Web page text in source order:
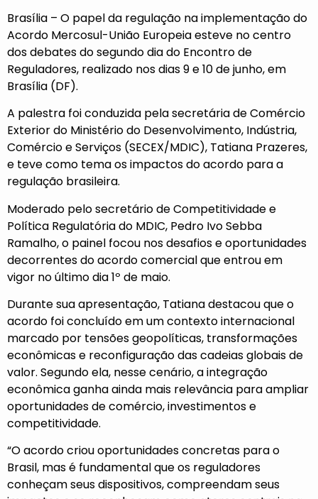
Brasília – O papel da regulação na implementação do
Acordo Mercosul-União Europeia esteve no centro
dos debates do segundo dia do Encontro de
Reguladores, realizado nos dias 9 e 10 de junho, em
Brasília (DF).
A palestra foi conduzida pela secretária de Comércio
Exterior do Ministério do Desenvolvimento, Indústria,
Comércio e Serviços (SECEX/MDIC), Tatiana Prazeres,
e teve como tema os impactos do acordo para a
regulação brasileira.
Moderado pelo secretário de Competitividade e
Política Regulatória do MDIC, Pedro Ivo Sebba
Ramalho, o painel focou nos desafios e oportunidades
decorrentes do acordo comercial que entrou em
vigor no último dia 1º de maio.
Durante sua apresentação, Tatiana destacou que o
acordo foi concluído em um contexto internacional
marcado por tensões geopolíticas, transformações
econômicas e reconfiguração das cadeias globais de
valor. Segundo ela, nesse cenário, a integração
econômica ganha ainda mais relevância para ampliar
oportunidades de comércio, investimentos e
competitividade.
“O acordo criou oportunidades concretas para o
Brasil, mas é fundamental que os reguladores
conheçam seus dispositivos, compreendam seus